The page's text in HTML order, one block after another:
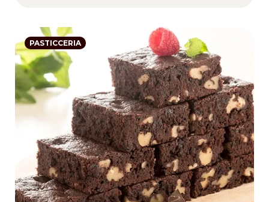
PASTICCERIA